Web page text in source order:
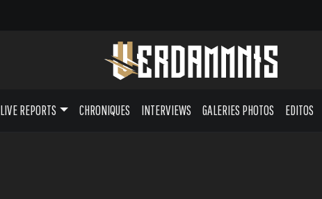
LIVE REPORTS CHRONIQUES INTERVIEWS GALERIES PHOTOS EDITOS